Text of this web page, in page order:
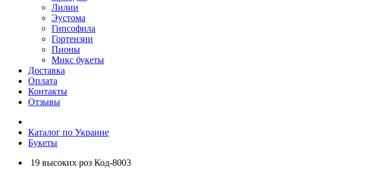
Лилии
Эустома
Гипсофила
Гортензии
Пионы
Микс букеты
Доставка
Оплата
Контакты
Отзывы
Каталог по Украине
Букеты
19 высоких роз Код-8003